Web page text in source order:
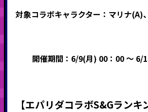
対象コラボキャラクター：マリナ(A)
開催期間：6/9(月) 00：00 ～ 6/
【エパリダコラボS&Gラン